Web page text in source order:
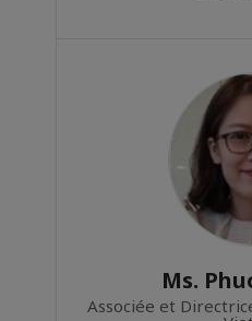
Ms.
Associée et